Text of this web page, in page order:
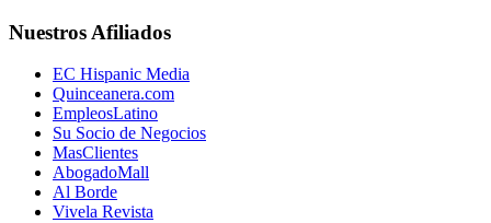
Nuestros Afiliados
EC Hispanic Media
Quinceanera.com
EmpleosLatino
Su Socio de Negocios
MasClientes
AbogadoMall
Al Borde
Vivela Revista